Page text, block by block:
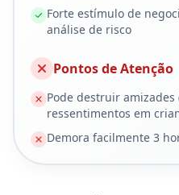
Forte estímulo de
análise de risco
Pontos de Atenção
Pode destruir
ressentimentos em
Demora facilmente 3